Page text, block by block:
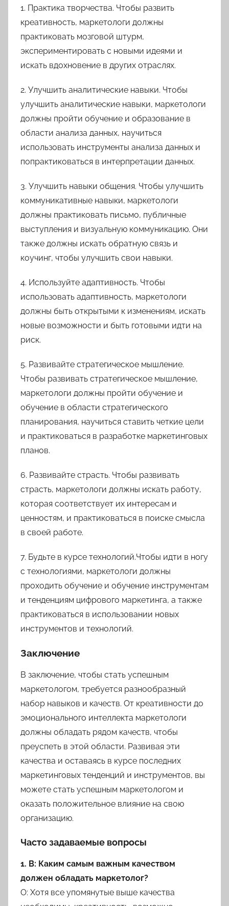
1. Практика творчества. Чтобы развить
креативность, маркетологи должны
практиковать мозговой штурм,
экспериментировать с новыми идеями и
искать вдохновение в других отраслях.
2. Улучшить аналитические навыки. Чтобы
улучшить аналитические навыки, маркетологи
должны пройти обучение и образование в
области анализа данных, научиться
использовать инструменты анализа данных и
попрактиковаться в интерпретации данных.
3. Улучшить навыки общения. Чтобы улучшить
коммуникативные навыки, маркетологи
должны практиковать письмо, публичные
выступления и визуальную коммуникацию. Они
также должны искать обратную связь и
коучинг, чтобы улучшить свои навыки.
4. Используйте адаптивность. Чтобы
использовать адаптивность, маркетологи
должны быть открытыми к изменениям, искать
новые возможности и быть готовыми идти на
риск.
5. Развивайте стратегическое мышление.
Чтобы развивать стратегическое мышление,
маркетологи должны пройти обучение и
обучение в области стратегического
планирования, научиться ставить четкие цели
и практиковаться в разработке маркетинговых
планов.
6. Развивайте страсть. Чтобы развивать
страсть, маркетологи должны искать работу,
которая соответствует их интересам и
ценностям, и практиковаться в поиске смысла
в своей работе.
7. Будьте в курсе технологий.Чтобы идти в ногу
с технологиями, маркетологи должны
проходить обучение и обучение инструментам
и тенденциям цифрового маркетинга, а также
практиковаться в использовании новых
инструментов и технологий.
Заключение
В заключение, чтобы стать успешным
маркетологом, требуется разнообразный
набор навыков и качеств. От креативности до
эмоционального интеллекта маркетологи
должны обладать рядом качеств, чтобы
преуспеть в этой области. Развивая эти
качества и оставаясь в курсе последних
маркетинговых тенденций и инструментов, вы
можете стать успешным маркетологом и
оказать положительное влияние на свою
организацию.
Часто задаваемые вопросы
1. В: Каким самым важным качеством
должен обладать маркетолог?
О: Хотя все упомянутые выше качества